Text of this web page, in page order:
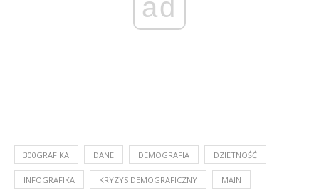
ad
300GRAFIKA DANE DEMOGRAFIA DZIETNOŚĆ
INFOGRAFIKA KRYZYS DEMOGRAFICZNY MAIN